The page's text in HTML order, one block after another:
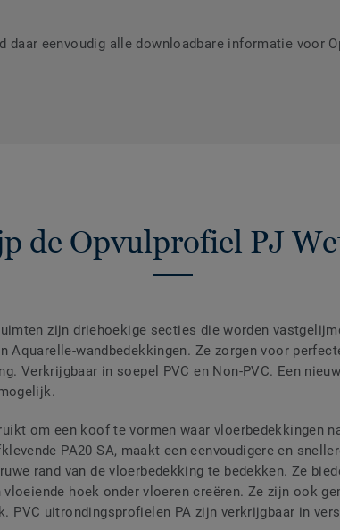
daar eenvoudig alle downloadbare informatie voor
de Opvulprofiel PJ
zijn driehoekige secties die worden
Aquarelle-wandbedekkingen. Ze zorgen voor
Verkrijgbaar in soepel PVC en Non-PVC. Een
om een ​​koof te vormen waar vloerbedekkingen
PA20 SA, maakt een eenvoudigere en
rand van de vloerbedekking te bedekken. Ze
hoek onder vloeren creëren. Ze zijn ook
PVC uitrondingsprofielen PA zijn verkrijgbaar in